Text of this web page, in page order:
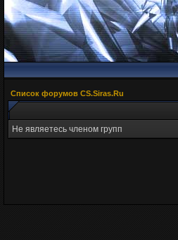
Список форумов CS.Siras.Ru
Не являетесь членом групп